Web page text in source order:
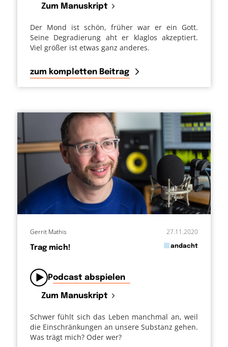
Zum Manuskript
Der Mond ist schön, früher war er ein Gott.
Seine Degradierung aht er klaglos akzeptiert.
Viel größer ist etwas ganz anderes.
zum kompletten Beitrag
Trag mich!
27.11.2020
inandacht
Gerrit Mathis
Podcast abspielen
Zum Manuskript
Schwer fühlt sich das Leben manchmal an, weil
die Einschränkungen an unsere Substanz gehen.
Was trägt mich? Oder wer?